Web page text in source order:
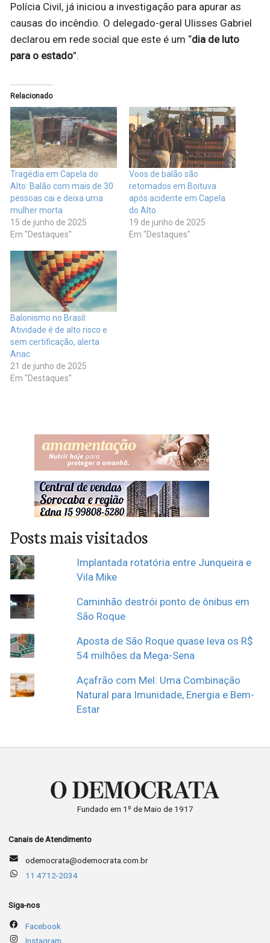
Polícia Civil, já iniciou a investigação para apurar as
causas do incêndio. O delegado-geral Ulisses Gabriel
declarou em rede social que este é um “dia de luto
para o estado”.
Relacionado
Tragédia em Capela do
Alto: Balão com mais de 30
pessoas cai e deixa uma
mulher morta
15 de junho de 2025
Em "Destaques"
Voos de balão são
retomados em Boituva
após acidente em Capela
do Alto
19 de junho de 2025
Em "Destaques"
Balonismo no Brasil:
Atividade é de alto risco e
sem certificação, alerta
Anac
21 de junho de 2025
Em "Destaques"
Posts mais visitados
Implantada rotatória entre Junqueira e
Vila Mike
Caminhão destrói ponto de ônibus em
São Roque
Aposta de São Roque quase leva os R$
54 milhões da Mega-Sena
Açafrão com Mel: Uma Combinação
Natural para Imunidade, Energia e Bem-
Estar
Fundado em 1º de Maio de 1917
Canais de Atendimento
odemocrata@odemocrata.com.br
11 4712-2034
Siga-nos
Facebook
Instagram